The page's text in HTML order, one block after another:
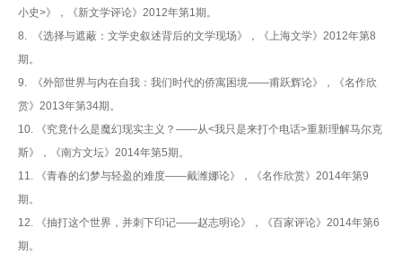
交
流
继
续
教
小史>》，《新文学评论》2012年第1期。
8. 《选择与遮蔽：文学史叙述背后的文学现场》，《上海文学》2012年第8
期。
9. 《外部世界与内在自我：我们时代的侨寓困境——甫跃辉论》，《名作欣
赏》2013年第34期。
10. 《究竟什么是魔幻现实主义？——从<我只是来打个电话>重新理解马尔克
斯》，《南方文坛》2014年第5期。
11. 《青春的幻梦与轻盈的难度——戴潍娜论》，《名作欣赏》2014年第9
期。
12. 《抽打这个世界，并刺下印记——赵志明论》，《百家评论》2014年第6
期。